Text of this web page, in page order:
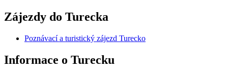
Zájezdy do Turecka
Poznávací a turistický zájezd Turecko
Informace o Turecku